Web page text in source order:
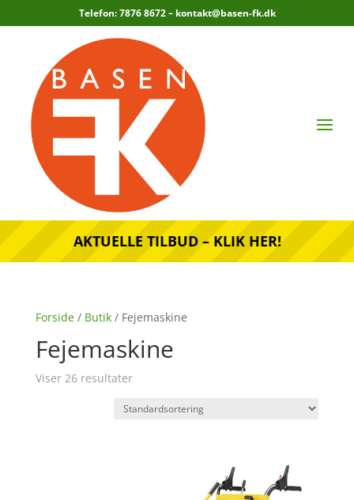
Telefon: 7876 8672 – kontakt@basen-fk.dk
AKTUELLE TILBUD – KLIK HER!
Forside/ Butik/ Fejemaskine
Fejemaskine
Viser 26 resultater